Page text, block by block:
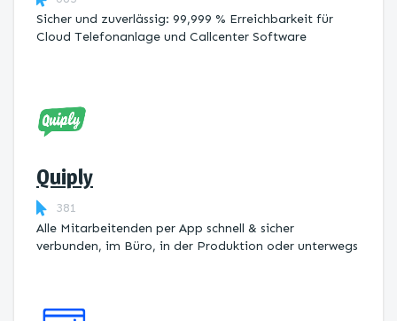
Sicher und zuverlässig: 99,999 % Erreichbarkeit für
Cloud Telefonanlage und Callcenter Software
Quiply
381
Alle Mitarbeitenden per App schnell & sicher
verbunden, im Büro, in der Produktion oder unterwegs